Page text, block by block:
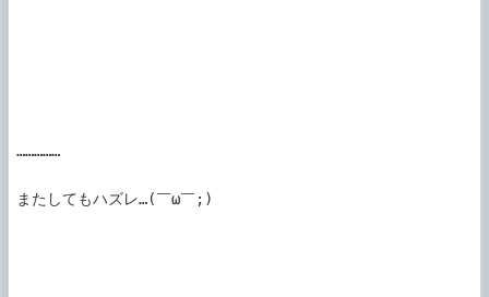
……………
またしてもハズレ…(￣ω￣;)